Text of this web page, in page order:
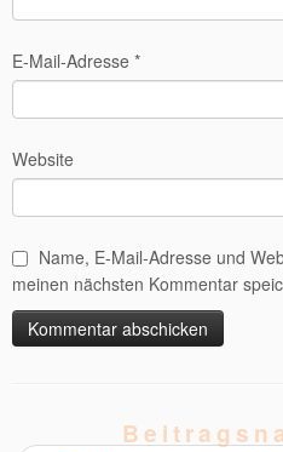
E-Mail-Adresse *
Website
Name, E-Mail-Adresse und
meinen nächsten Kommentar